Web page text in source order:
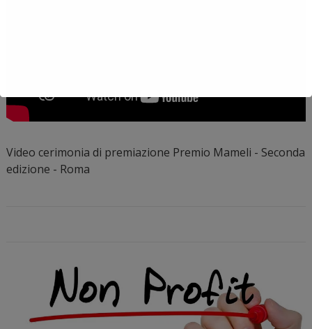
Video cerimonia di premiazione Premio Mameli - Seconda
edizione - Roma